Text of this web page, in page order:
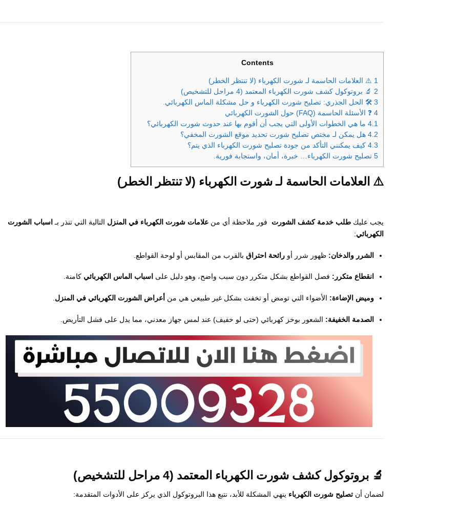
Contents
1 ⚠️ العلامات الحاسمة لـ شورت الكهرباء (لا تنتظر الخطر)
2 🔬 بروتوكول كشف شورت الكهرباء المعتمد (4 مراحل للتشخيص)
3 🛠️ الحل الجذري: تصليح شورت الكهرباء و حل مشكلة الماس الكهربائي.
4 ❓ الأسئلة الحاسمة (FAQ) حول الشورت الكهربائي
4.1 ما هي الخطوات الأولى التي يجب أن أقوم بها عند حدوث شورت الكهربائي؟
4.2 هل يمكن لـ مختص تصليح شورت تحديد موقع الشورت المخفي؟
4.3 كيف يمكنني التأكد من جودة تصليح شورت الكهرباء الذي يتم؟
5 تصليح شورت الكهرباء… خبرة، أمان، واستجابة فورية.
⚠️ العلامات الحاسمة لـشورت الكهرباء (لا تنتظر الخطر)
يجب عليك طلب خدمة كشف الشورت فور ملاحظة أي من علامات شورت الكهرباء في المنزل التالية التي تنذر بـ اسباب الشورت
الكهربائي:
الشرر والدخان: ظهور شرر أو رائحة احتراقبالقرب من المقابس أو لوحة القواطع.
انقطاع متكرر: فصل القواطع بشكل متكرر دون سبب واضح، وهو دليل على اسباب الماس الكهربائي كامنة.
وميض الإضاءة: الأضواء التي تومض أو تخفت بشكل غير طبيعي هي من أعراض الشورت الكهربائي في المنزل
الصدمة الخفيفة: الشعور بوخز كهربائي (حتى لو خفيف) عند لمس جهاز معدني، مما يدل على فشل التأريض.
🔬 بروتوكولكشف شورت الكهرباء المعتمد (4 مراحل للتشخيص)
لضمان أن تصليح شورت الكهرباء ينهي المشكلة للأبد، نتبع هذا البروتوكول الذي يركز على الأدوات المتقدمة: